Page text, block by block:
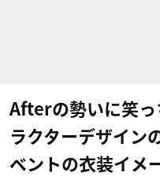
Afterの勢いに笑っ
ラクターデザイン
ベントの衣装イメ